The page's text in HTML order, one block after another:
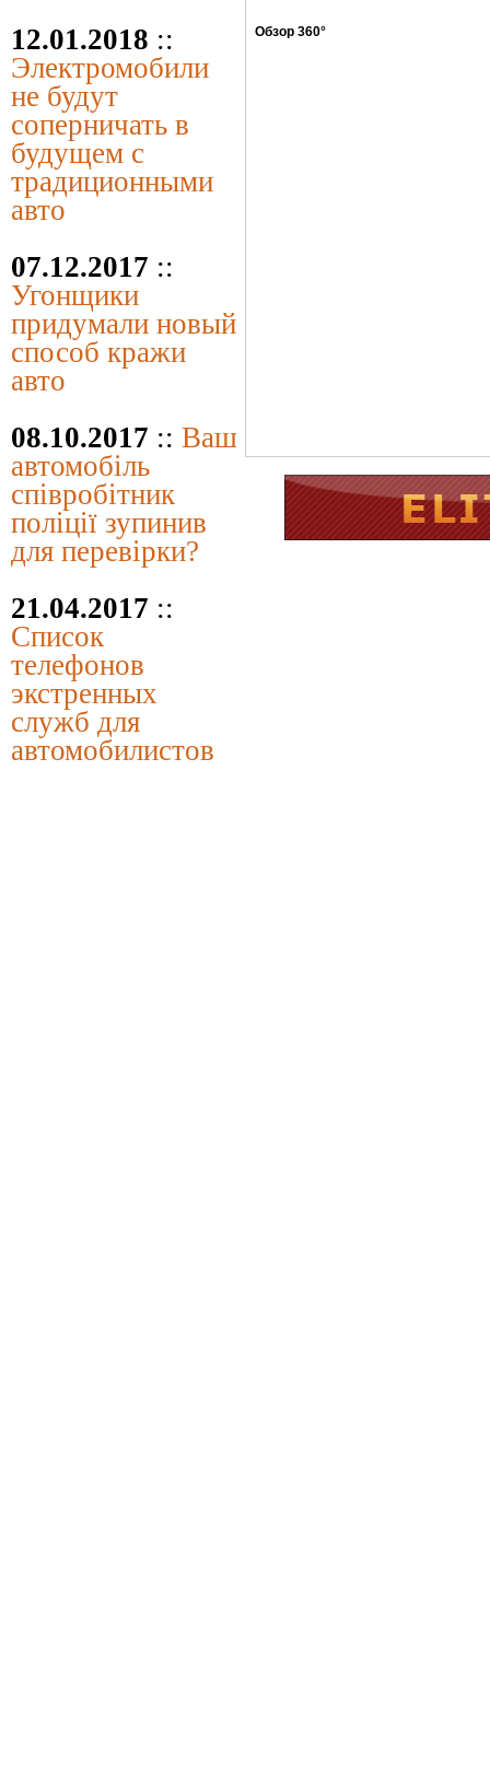
12.01.2018 ::
Электромобили
не будут
соперничать в
будущем с
традиционными
авто
07.12.2017 ::
Угонщики
придумали новый
способ кражи
авто
08.10.2017 :: Ваш
автомобіль
співробітник
поліції зупинив
для перевірки?
21.04.2017 ::
Список
телефонов
экстренных
служб для
автомобилистов
Обзор 360°